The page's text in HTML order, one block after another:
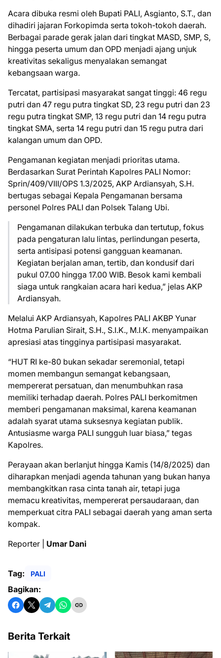
Acara dibuka resmi oleh Bupati PALI, Asgianto, S.T., dan
dihadiri jajaran Forkopimda serta tokoh-tokoh daerah.
Berbagai parade gerak jalan dari tingkat MASD, SMP, S,
hingga peserta umum dan OPD menjadi ajang unjuk
kreativitas sekaligus menyalakan semangat
kebangsaan warga.
Tercatat, partisipasi masyarakat sangat tinggi: 46 regu
putri dan 47 regu putra tingkat SD, 23 regu putri dan 23
regu putra tingkat SMP, 13 regu putri dan 14 regu putra
tingkat SMA, serta 14 regu putri dan 15 regu putra dari
kalangan umum dan OPD.
Pengamanan kegiatan menjadi prioritas utama.
Berdasarkan Surat Perintah Kapolres PALI Nomor:
Sprin/409/VIII/OPS 1.3/2025, AKP Ardiansyah, S.H.
bertugas sebagai Kepala Pengamanan bersama
personel Polres PALI dan Polsek Talang Ubi.
Pengamanan dilakukan terbuka dan tertutup, fokus
pada pengaturan lalu lintas, perlindungan peserta,
serta antisipasi potensi gangguan keamanan.
Kegiatan berjalan aman, tertib, dan kondusif dari
pukul 07.00 hingga 17.00 WIB. Besok kami kembali
siaga untuk rangkaian acara hari kedua,” jelas AKP
Ardiansyah.
Melalui AKP Ardiansyah, Kapolres PALI AKBP Yunar
Hotma Parulian Sirait, S.H., S.I.K., M.I.K. menyampaikan
apresiasi atas tingginya partisipasi masyarakat.
“HUT RI ke-80 bukan sekadar seremonial, tetapi
momen membangun semangat kebangsaan,
mempererat persatuan, dan menumbuhkan rasa
memiliki terhadap daerah. Polres PALI berkomitmen
memberi pengamanan maksimal, karena keamanan
adalah syarat utama suksesnya kegiatan publik.
Antusiasme warga PALI sungguh luar biasa,” tegas
Kapolres.
Perayaan akan berlanjut hingga Kamis (14/8/2025) dan
diharapkan menjadi agenda tahunan yang bukan hanya
membangkitkan rasa cinta tanah air, tetapi juga
memacu kreativitas, mempererat persaudaraan, dan
memperkuat citra PALI sebagai daerah yang aman serta
kompak.
Reporter | Umar Dani
Tag: PALI
Bagikan:
Berita Terkait